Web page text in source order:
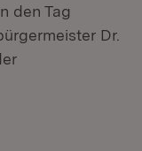
den Tag
Dr.